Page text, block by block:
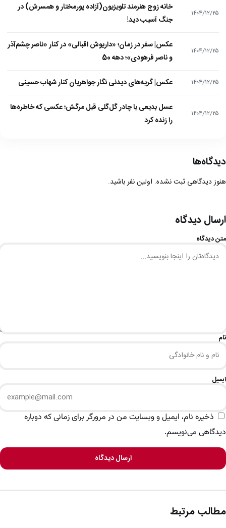
۱۴۰۴/۱۲/۲۵
خانه زوج هنرمند تلویزیون(آزاده پورمختار و همسرش) در
جنگ آسیب دید!
۱۴۰۴/۱۲/۲۵
عکس| سفر در زمان؛ «داریوش اقبالی» در کنار «ناصر چشم‌آذر
و ناصر فرهودی»؛ دهه 50
۱۴۰۴/۱۲/۲۵ عکس| گریه‌های دیدنی نگار جواهریان کنار شهاب حسینی
۱۴۰۴/۱۲/۲۵
عسل بدیعی با چادر گل‌گلی قبل مرگش؛ عکسی که خاطره‌ها
را زنده کرد
دیدگاه‌ها
هنوز دیدگاهی ثبت نشده. اولین نفر باشید.
ارسال دیدگاه
متن دیدگاه
نام
ایمیل
ذخیره نام، ایمیل و وبسایت من در مرورگر برای زمانی که دوباره
دیدگاهی می‌نویسم.
ارسال دیدگاه
مطالب مرتبط